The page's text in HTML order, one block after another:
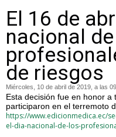
El 16 de
nacional
de riesgos
Miércoles, 10 de abril de 2019, a las
Esta decisión fue en honor a
participaron en el terremoto
https://www.edicionmedica.ec/
el-dia-nacional-de-los-